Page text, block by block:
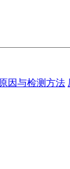
因与检测方法